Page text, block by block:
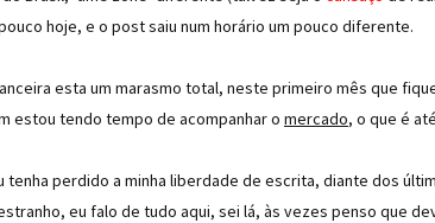
hoje, e o post saiu num horário um pouco diferente.
esta um marasmo total, neste primeiro mês que
estou tendo tempo de acompanhar o mercado, o que é
tenha perdido a minha liberdade de escrita, diante dos
eu falo de tudo aqui, sei lá, às vezes penso que